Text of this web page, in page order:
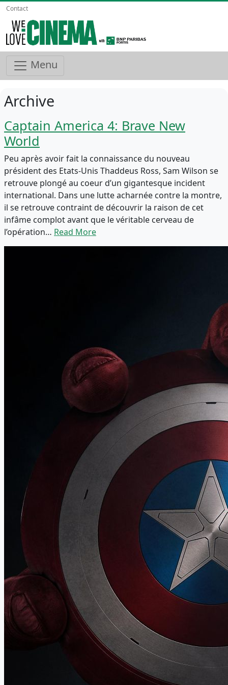
Contact
Menu
Archive
Captain America 4: Brave New
World
Peu après avoir fait la connaissance du nouveau
président des Etats-Unis Thaddeus Ross, Sam Wilson se
retrouve plongé au coeur d’un gigantesque incident
international. Dans une lutte acharnée contre la montre,
il se retrouve contraint de découvrir la raison de cet
infâme complot avant que le véritable cerveau de
l’opération… Read More